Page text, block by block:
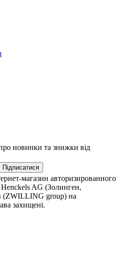
новинки та знижки від
магазин авторизированного
AG (Золинген,
(ZWILLING group) на
захищені.